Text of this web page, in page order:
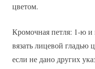
цветом.
Кромочная петля: 1-ю
вязать лицевой гладью
если не дано других